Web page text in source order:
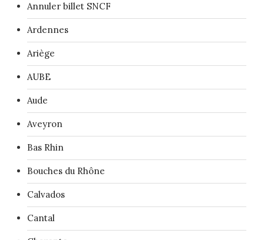
Annuler billet SNCF
Ardennes
Ariège
AUBE
Aude
Aveyron
Bas Rhin
Bouches du Rhône
Calvados
Cantal